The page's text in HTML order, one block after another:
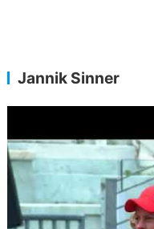
Jannik Sinner